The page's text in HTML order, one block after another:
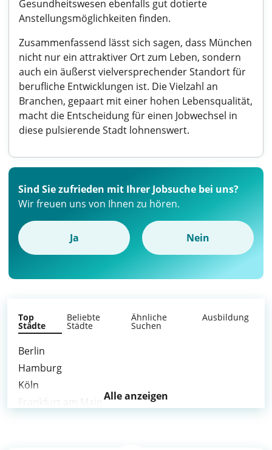
Gesundheitswesen ebenfalls gut dotierte
Anstellungsmöglichkeiten finden.
Zusammenfassend lässt sich sagen, dass München
nicht nur ein attraktiver Ort zum Leben, sondern
auch ein äußerst vielversprechender Standort für
berufliche Entwicklungen ist. Die Vielzahl an
Branchen, gepaart mit einer hohen Lebensqualität,
macht die Entscheidung für einen Jobwechsel in
diese pulsierende Stadt lohnenswert.
Sind Sie zufrieden mit Ihrer Jobsuche bei uns?
Wir freuen uns von Ihnen zu hören.
Ja Nein
Top
Städte
Beliebte
Städte
Ähnliche
Suchen
Ausbildung
Berlin
Hamburg
Köln
Alle anzeigen